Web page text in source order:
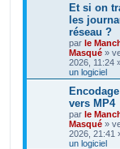
Et si on
les
réseau ?
par le
Masqué »
2026, 11:24
un logiciel
vers MP4
par le
Masqué »
2026, 21:41
un logiciel